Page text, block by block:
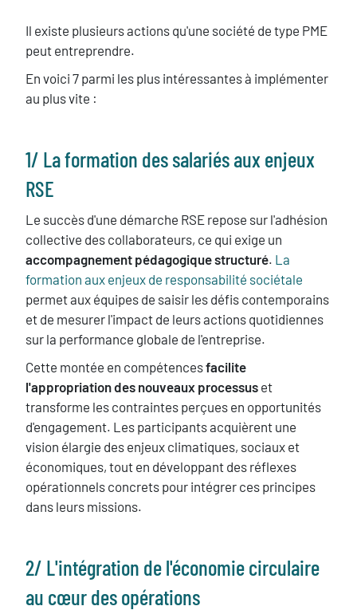
Texte
Il existe plusieurs actions qu'une société de type PME
peut entreprendre.
En voici 7 parmi les plus intéressantes à implémenter
au plus vite :
​1/ La formation des salariés aux enjeux
RSE
Le succès d'une démarche RSE repose sur l'adhésion
collective des collaborateurs, ce qui exige un
accompagnement pédagogique structuré. La
formation aux enjeux de responsabilité sociétale
permet aux équipes de saisir les défis contemporains
et de mesurer l'impact de leurs actions quotidiennes
sur la performance globale de l'entreprise.
Cette montée en compétencesfacilite
l'appropriation des nouveaux processus et
transforme les contraintes perçues en opportunités
d'engagement. Les participants acquièrent une
vision élargie des enjeux climatiques, sociaux et
économiques, tout en développant des réflexes
opérationnels concrets pour intégrer ces principes
dans leurs missions.
​2/ L'intégration de l'économie circulaire
au cœur des opérations